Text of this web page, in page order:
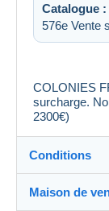
Catalogue :
576e Vente
COLONIES
surcharge.
2300€)
Conditions
Maison de